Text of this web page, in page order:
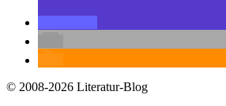
© 2008-2026 Literatur-Blog